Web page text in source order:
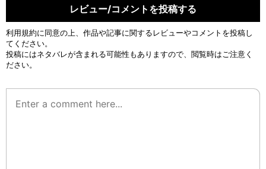
レビュー/コメントを投稿する
利用規約に同意の上、作品や記事に関するレビューやコメントを投稿し
てください。
投稿にはネタバレが含まれる可能性もありますので、閲覧時はご注意く
ださい。